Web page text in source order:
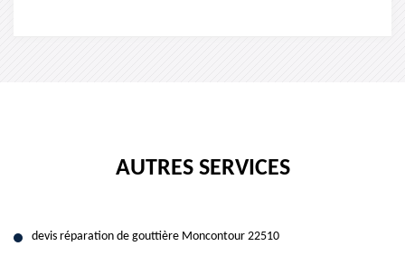
AUTRES SERVICES
devis réparation de gouttière Moncontour 22510